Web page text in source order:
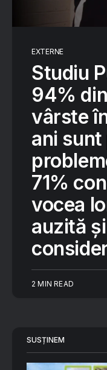
EXTERNE
Studiu
94%
vârste
ani
71%
vocea
auzită
2 MIN READ
SUSȚINEM